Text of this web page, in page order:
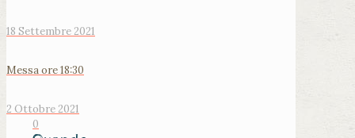
18 Settembre 2021
Messa ore 18:30
2 Ottobre 2021
0